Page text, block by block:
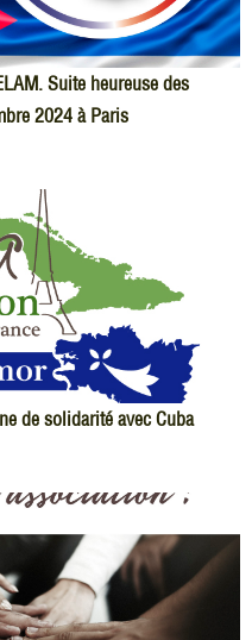
Suite heureuse des
2024 à Paris
de solidarité avec Cuba